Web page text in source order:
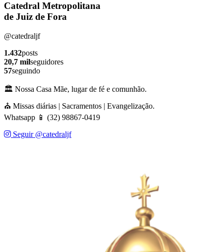
Catedral Metropolitana
de Juiz de Fora
@catedraljf
1.432posts
20,7 milseguidores
57seguindo
🏛️ Nossa Casa Mãe, lugar de fé e comunhão.
⛪ Missas diárias | Sacramentos | Evangelização.
Whatsapp 📱 (32) 98867-0419
Seguir @catedraljf